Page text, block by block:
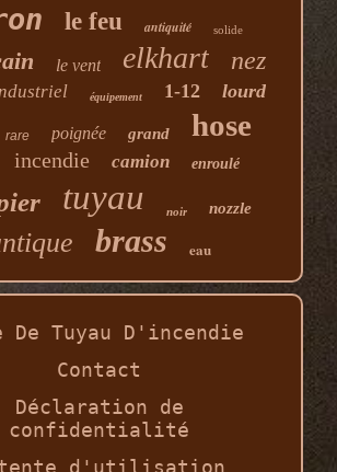
le feu antiquité solide
le vent elkhart nez
équipement 1-12 lourd
rare poignée grand hose
incendie camion enroulé
tuyau noir nozzle
brass eau
De Tuyau D'incendie
Contact
Déclaration de
confidentialité